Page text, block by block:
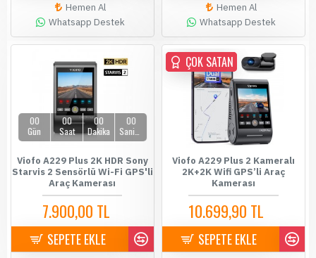
Hemen Al
Whatsapp Destek
Hemen Al
Whatsapp Destek
00
Gün
00
Saat
00
Dakika
00
Viofo A229 Plus 2K HDR Sony
Starvis 2 Sensörlü Wi-Fi GPS'li
Araç Kamerası
7.900,00 TL
SEPETE EKLE
ÇOK SATAN
ÇOK SATAN
Viofo A229 Plus 2 Kameralı
2K+2K Wifi GPS’li Araç
Kamerası
10.699,90 TL
SEPETE EKLE